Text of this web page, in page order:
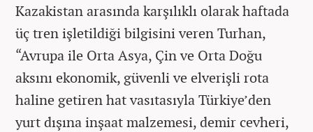
Kazakistan arasında karşılıklı olarak haftada
üç tren işletildiği bilgisini veren Turhan,
“Avrupa ile Orta Asya, Çin ve Orta Doğu
aksını ekonomik, güvenli ve elverişli rota
haline getiren hat vasıtasıyla Türkiye’den
yurt dışına inşaat malzemesi, demir cevheri,